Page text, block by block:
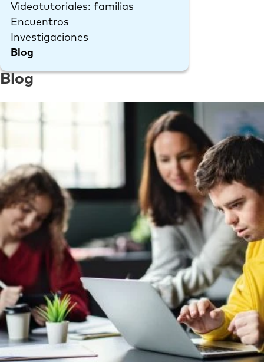
Videotutoriales: familias
Encuentros
Investigaciones
Blog
Blog